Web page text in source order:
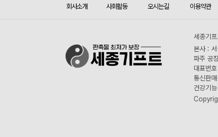
회사소개 사회활동 오시는길 이용약관
세종기
본사 :
파주 공
대표번
통신판
건강기